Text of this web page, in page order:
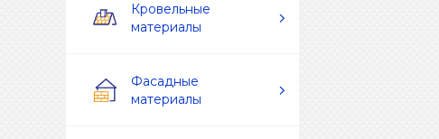
Кровельные
материалы
Фасадные
материалы